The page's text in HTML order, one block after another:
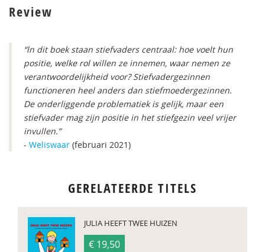
Review
“ln dit boek staan stiefvaders centraal: hoe voelt hun
positie, welke rol willen ze innemen, waar nemen ze
verantwoordelijkheid voor? Stiefvadergezinnen
functioneren heel anders dan stiefmoedergezinnen.
De onderliggende problematiek is gelijk, maar een
stiefvader mag zijn positie in het stiefgezin veel vrijer
invullen.”
- Weliswaar (februari 2021)
GERELATEERDE TITELS
JULIA HEEFT TWEE HUIZEN
€ 19,50